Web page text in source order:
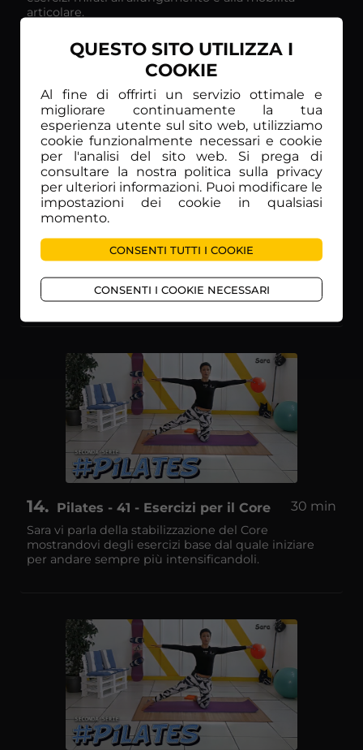
articolare.
13 Pilates - 40 - Flessibilità e forza
In questa lezione Sara vi parla ancora una volta di
flessibilità questa volta unita alla forza iniziando con
dei piccoli movimenti arrivando ad evolverli sempre
di più.
14 Pilates - 41 - Esercizi per il Core 30 min
Sara vi parla della stabilizzazione del Core
mostrandovi degli esercizi base dal quale iniziare
per andare sempre più intensificandoli.
QUESTO SITO UTILIZZA I
COOKIE
Al fine di offrirti un servizio ottimale e
migliorare continuamente la tua
esperienza utente sul sito web, utilizziamo
cookie funzionalmente necessari e cookie
per l'analisi del sito web. Si prega di
consultare la nostra politica sulla privacy
per ulteriori informazioni. Puoi modificare le
impostazioni dei cookie in qualsiasi
momento.
CONSENTI TUTTI I COOKIE
CONSENTI I COOKIE NECESSARI